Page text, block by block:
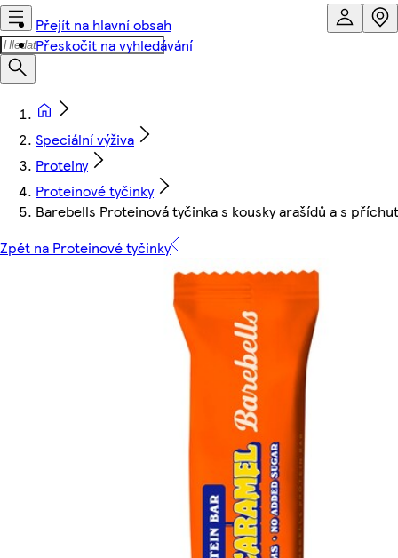
Přejít na hlavní obsah
Přeskočit na vyhledávání
Speciální výživa
Proteiny
Proteinové tyčinky
Barebells Proteinová tyčinka s kousky arašídů a s
Zpět na Proteinové tyčinky